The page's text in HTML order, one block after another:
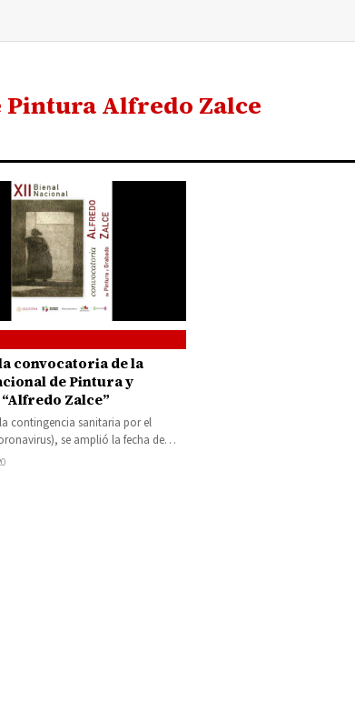
Pintura Alfredo Zalce
de Pintura y
Zalce”
contingencia sanitaria por el
se amplió la fecha de
obra para participar en…